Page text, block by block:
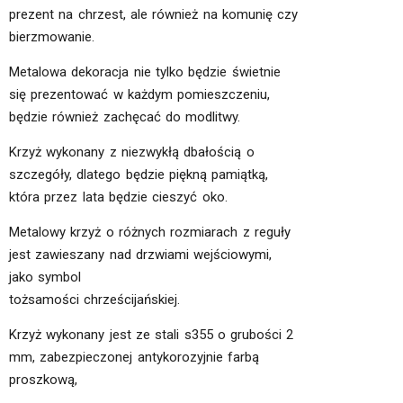
prezent na chrzest, ale również na komunię czy
bierzmowanie.
Metalowa dekoracja nie tylko będzie świetnie
się prezentować w każdym pomieszczeniu,
będzie również zachęcać do modlitwy.
Krzyż wykonany z niezwykłą dbałością o
szczegóły, dlatego będzie piękną pamiątką,
która przez lata będzie cieszyć oko.
Metalowy krzyż o różnych rozmiarach z reguły
jest zawieszany nad drzwiami wejściowymi,
jako symbol
tożsamości chrześcijańskiej.
Krzyż wykonany jest ze stali s355 o grubości 2
mm, zabezpieczonej antykorozyjnie farbą
proszkową,